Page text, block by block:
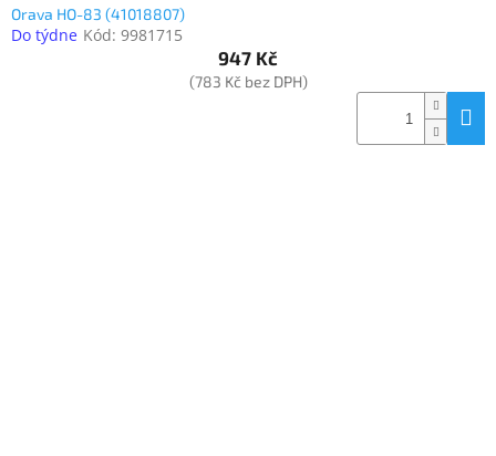
Orava HO-83 (41018807)
Do týdne Kód: 9981715
947 Kč
(783 Kč bez DPH)